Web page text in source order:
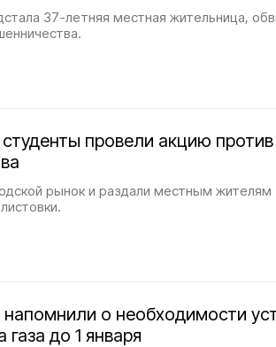
37-летняя местная жительница,
провели акцию против
рынок и раздали местным жителям
о необходимости
газа до 1 января